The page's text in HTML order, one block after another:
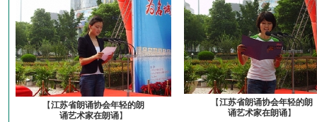
【江苏省朗诵协会年轻的朗
诵艺术家在朗诵】
【江苏省朗诵协会年轻的朗
诵艺术家在朗诵】